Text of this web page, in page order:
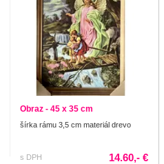
Obraz - 45 x 35 cm
šírka rámu 3,5 cm materiál drevo
s DPH 14.60,- €